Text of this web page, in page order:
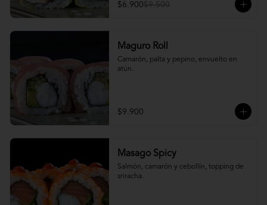
$6.900$9.500
Maguro Roll
Camarón, palta y pepino, envuelto en
atún.
$9.900
Masago Spicy
Salmón, camarón y cebollín, topping de
sriracha.